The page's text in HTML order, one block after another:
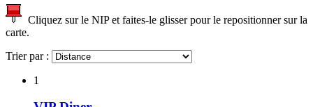
Cliquez sur le NIP et faites-le glisser pour le repositionner sur la
carte.
Trier par :
1